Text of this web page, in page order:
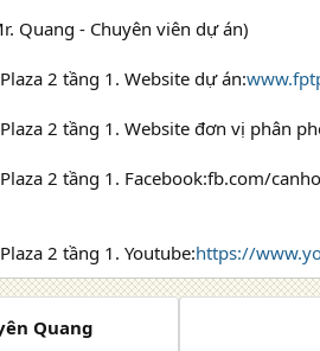
Quang - Chuyên viên dự án)
2 tầng 1. Website dự án:
2 tầng 1. Website đơn vị phân
2 tầng 1. Facebook:fb.com/
2 tầng 1. Youtube:https://
Quang